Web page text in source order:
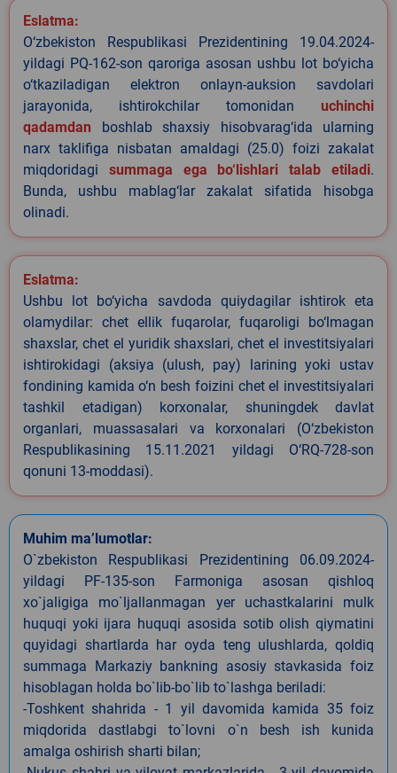
Eslatma:
O‘zbekiston Respublikasi Prezidentining 19.04.2024-
yildagi PQ-162-son qaroriga asosan ushbu lot bo‘yicha
o‘tkaziladigan elektron onlayn-auksion savdolari
jarayonida, ishtirokchilar tomonidan uchinchi
qadamdan boshlab shaxsiy hisobvarag‘ida ularning
narx taklifiga nisbatan amaldagi (25.0) foizi zakalat
miqdoridagi summaga ega bo‘lishlari talab etiladi.
Bunda, ushbu mablag‘lar zakalat sifatida hisobga
olinadi.
Eslatma:
Ushbu lot bo‘yicha savdoda quiydagilar ishtirok eta
olamydilar: chet ellik fuqarolar, fuqaroligi bo‘lmagan
shaxslar, chet el yuridik shaxslari, chet el investitsiyalari
ishtirokidagi (aksiya (ulush, pay) larining yoki ustav
fondining kamida o‘n besh foizini chet el investitsiyalari
tashkil etadigan) korxonalar, shuningdek davlat
organlari, muassasalari va korxonalari (O‘zbekiston
Respublikasining 15.11.2021 yildagi O‘RQ-728-son
qonuni 13-moddasi).
Muhim ma’lumotlar:
O`zbekiston Respublikasi Prezidentining 06.09.2024-
yildagi PF-135-son Farmoniga asosan qishloq
xo`jaligiga mo`ljallanmagan yer uchastkalarini mulk
huquqi yoki ijara huquqi asosida sotib olish qiymatini
quyidagi shartlarda har oyda teng ulushlarda, qoldiq
summaga Markaziy bankning asosiy stavkasida foiz
hisoblagan holda bo`lib-bo`lib to`lashga beriladi:
-Toshkent shahrida - 1 yil davomida kamida 35 foiz
miqdorida dastlabgi to`lovni o`n besh ish kunida
amalga oshirish sharti bilan;